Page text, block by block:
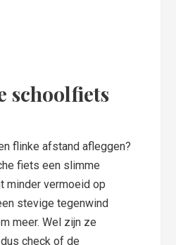
schoolfiets
flinke afstand afleggen?
fiets een slimme
minder vermoeid op
stevige tegenwind
meer. Wel zijn ze
check of de